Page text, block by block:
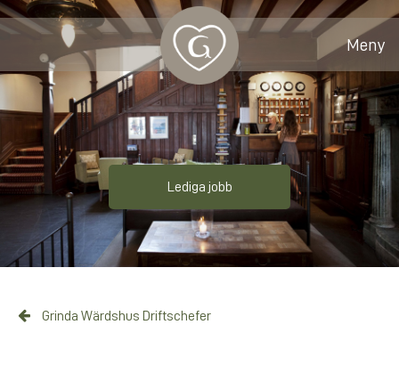
Lediga jobb
Meny
Grinda Wärdshus Driftschefer